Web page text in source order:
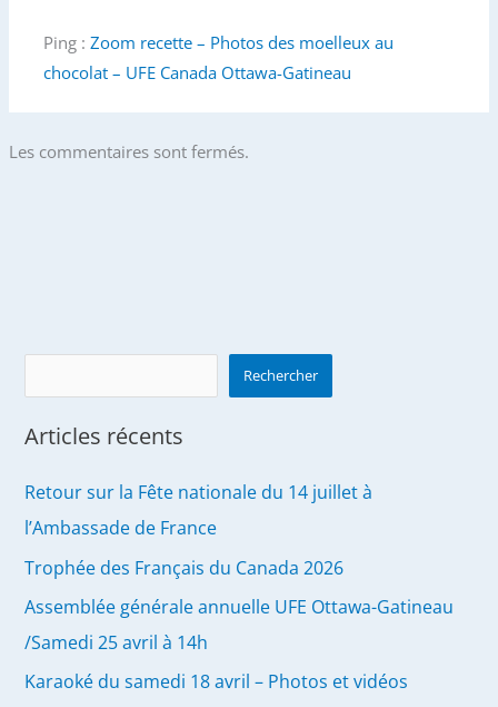
Ping :Zoom recette – Photos des moelleux au
chocolat – UFE Canada Ottawa-Gatineau
Les commentaires sont fermés.
Rechercher
Articles récents
Retour sur la Fête nationale du 14 juillet à
l’Ambassade de France
Trophée des Français du Canada 2026
Assemblée générale annuelle UFE Ottawa-Gatineau
/Samedi 25 avril à 14h
Karaoké du samedi 18 avril – Photos et vidéos